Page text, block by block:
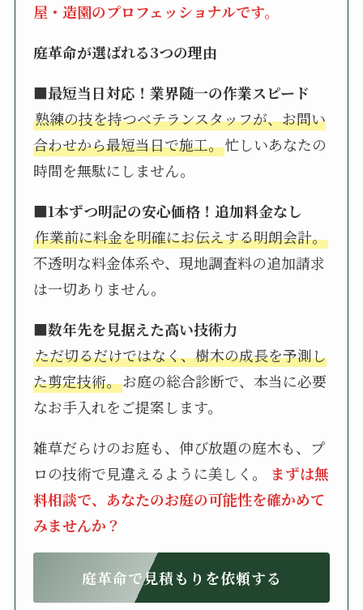
屋・造園のプロフェッショナルです。
庭革命が選ばれる3つの理由
■最短当日対応！業界随一の作業スピード
熟練の技を持つベテランスタッフが、お問い
合わせから最短当日で施工。忙しいあなたの
時間を無駄にしません。
■1本ずつ明記の安心価格！追加料金なし
作業前に料金を明確にお伝えする明朗会計。
不透明な料金体系や、現地調査料の追加請求
は一切ありません。
■数年先を見据えた高い技術力
ただ切るだけではなく、樹木の成長を予測し
た剪定技術。お庭の総合診断で、本当に必要
なお手入れをご提案します。
雑草だらけのお庭も、伸び放題の庭木も、プ
ロの技術で見違えるように美しく。
まずは無
料相談で、あなたのお庭の可能性を確かめて
みませんか？
庭革命で見積もりを依頼する